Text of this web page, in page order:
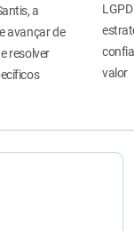
a
avançar de
resolver
valor